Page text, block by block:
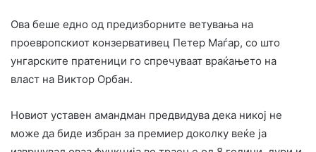
Ова беше едно од предизборните ветувања на
проевропскиот конзервативец Петер Маѓар, со што
унгарските пратеници го спречуваат враќањето на
власт на Виктор Орбан.
Новиот уставен амандман предвидува дека никој не
може да биде избран за премиер доколку веќе ја